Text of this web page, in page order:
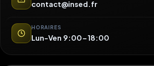
contact@insed.fr
HORAIRES
Lun-Ven 9:00-18:00